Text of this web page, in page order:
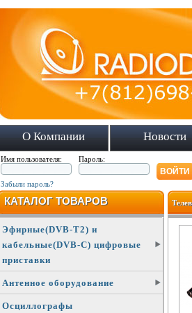
О Компании Новости
Имя пользователя: Пароль:
Забыли пароль?
КАТАЛОГ ТОВАРОВ
Эфирные(DVB-T2) и
кабельные(DVB-C) цифровые
приставки
Антенное оборудование
Осциллографы